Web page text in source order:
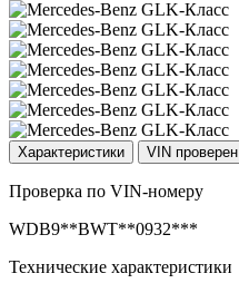
Характеристики VIN проверен
Проверка по VIN-номеру
WDB9**BWT**0932***
Технические характеристики